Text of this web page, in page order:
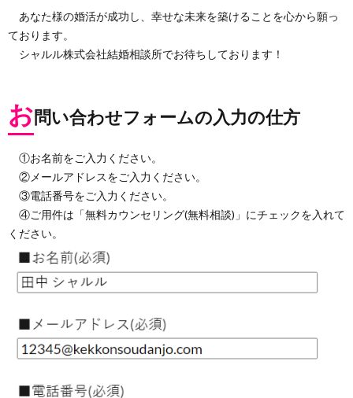
あなた様の婚活が成功し、幸せな未来を築けることを心から願っ
ております。
シャルル株式会社結婚相談所でお待ちしております！
お問い合わせフォームの入力の仕方
①お名前をご入力ください。
②メールアドレスをご入力ください。
③電話番号をご入力ください。
④ご用件は「無料カウンセリング(無料相談)」にチェックを入れて
ください。